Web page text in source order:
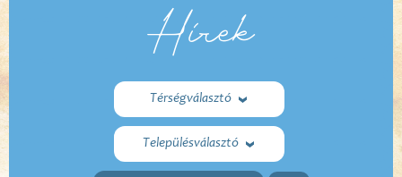
Hírek
Térségválasztó
Településválasztó